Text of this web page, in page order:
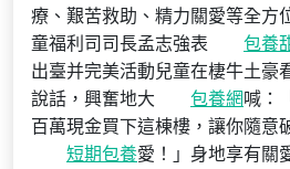
療、艱苦救助、精力關愛等全方
童福利司司長孟志強表
包養
出臺并完美活動兒童在棲牛土豪
說話，興奮地大
包養網喊：
百萬現金買下這棟樓，讓你隨意
短期包養愛！」身地享有關